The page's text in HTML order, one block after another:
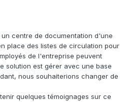
centre de documentation d'une
place des listes de circulation pour
de l'entreprise peuvent
solution est gérer avec une base
nous souhaiterions changer de
quelques témoignages sur ce